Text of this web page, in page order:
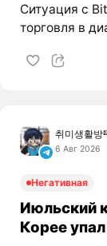
Ситуация с
торговля в
취미생활방
6 Авг 2026
Негативная
Июльский
Корее